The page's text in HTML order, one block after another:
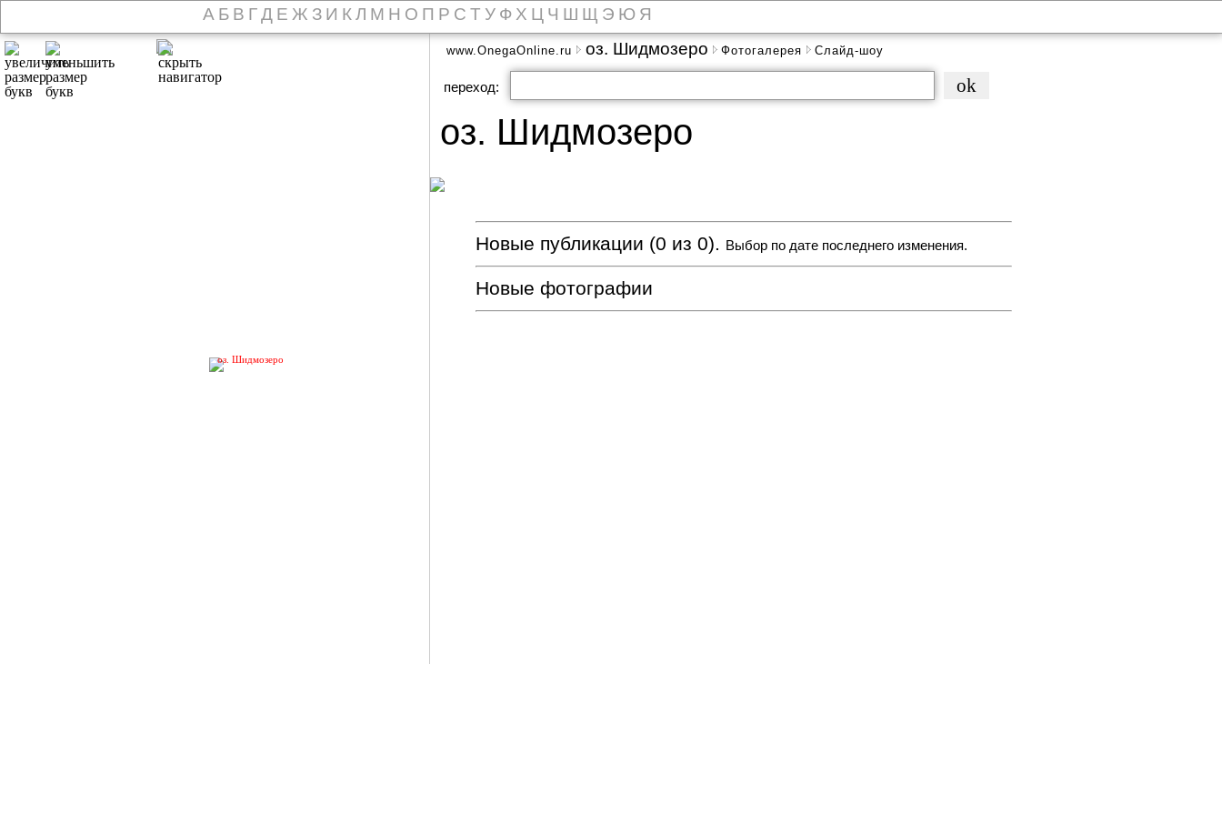
А Б В ГД Е Ж З И К Л М Н О П Р С Т У Ф Х Ц Ч Ш Щ Э Ю Я
оз. Шидмозеро
www.OnegaOnline.ru оз. Шидмозеро Фотогалерея Слайд-шоу
переход:
оз. Шидмозеро
Новые публикации (0 из 0). Выбор по дате последнего изменения.
Новые фотографии